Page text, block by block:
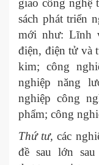
giao công nghệ
sách phát triển
mới như: Lĩnh
điện, điện tử và
kim; công
nghiệp năng
nghiệp công
phẩm; công
Thứ tư, các
đề sau lớn